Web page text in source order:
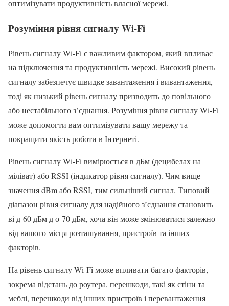
оптимізувати продуктивність власної мережі.
Розуміння рівня сигналу Wi-Fi
Рівень сигналу Wi-Fi є важливим фактором, який впливає
на підключення та продуктивність мережі. Високий рівень
сигналу забезпечує швидке завантаження і вивантаження,
тоді як низький рівень сигналу призводить до повільного
або нестабільного з’єднання. Розуміння рівня сигналу Wi-Fi
може допомогти вам оптимізувати вашу мережу та
покращити якість роботи в Інтернеті.
Рівень сигналу Wi-Fi вимірюється в дБм (децибелах на
міліват) або RSSI (індикатор рівня сигналу). Чим вище
значення dBm або RSSI, тим сильніший сигнал. Типовий
діапазон рівня сигналу для надійного з’єднання становить
ві д-60 дБм д о-70 дБм, хоча він може змінюватися залежно
від вашого місця розташування, пристроїв та інших
факторів.
На рівень сигналу Wi-Fi може впливати багато факторів,
зокрема відстань до роутера, перешкоди, такі як стіни та
меблі, перешкоди від інших пристроїв і перевантаження